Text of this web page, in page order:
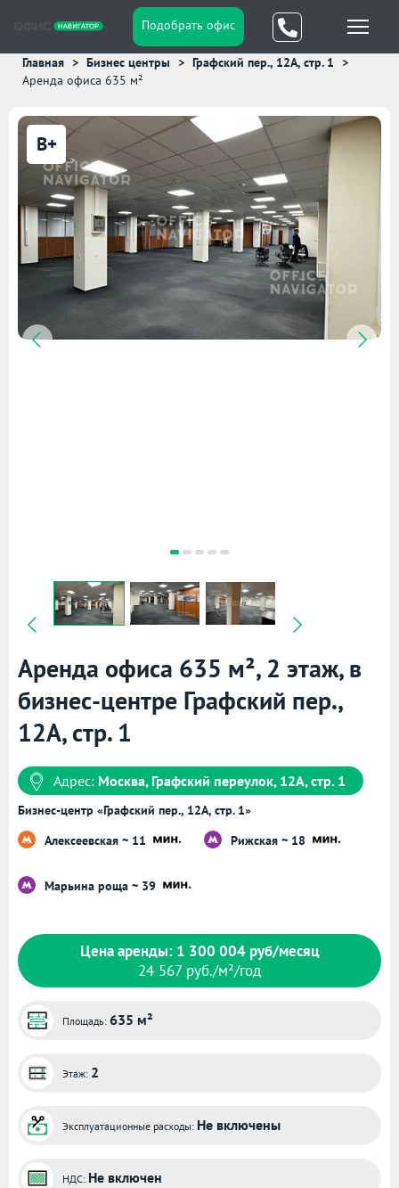
Подобрать офис
Главная Бизнес центры
Графский пер., 12А, стр. 1
Аренда офиса 635 м²
B+
Аренда офиса 635 м², 2 этаж, в
бизнес-центре Графский пер.,
12А, стр. 1
Адрес: Москва, Графский переулок, 12А, стр. 1
Бизнес-центр «Графский пер., 12А, стр. 1»
Алексеевская ~ 11
Рижская ~ 18
Марьина роща ~ 39
Цена аренды: 1 300 004 руб/месяц
24 567 руб./м²/год
Площадь: 635 м²
Этаж: 2
Эксплуатационные расходы: Не включены
НДС: Не включен